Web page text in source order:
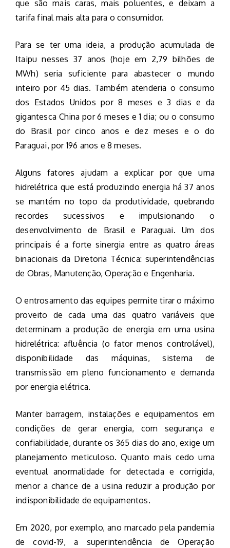
que são mais caras, mais poluentes, e deixam a
tarifa final mais alta para o consumidor.
Para se ter uma ideia, a produção acumulada de
Itaipu nesses 37 anos (hoje em 2,79 bilhões de
MWh) seria suficiente para abastecer o mundo
inteiro por 45 dias. Também atenderia o consumo
dos Estados Unidos por 8 meses e 3 dias e da
gigantesca China por 6 meses e 1 dia; ou o consumo
do Brasil por cinco anos e dez meses e o do
Paraguai, por 196 anos e 8 meses.
Alguns fatores ajudam a explicar por que uma
hidrelétrica que está produzindo energia há 37 anos
se mantém no topo da produtividade, quebrando
recordes sucessivos e impulsionando o
desenvolvimento de Brasil e Paraguai. Um dos
principais é a forte sinergia entre as quatro áreas
binacionais da Diretoria Técnica: superintendências
de Obras, Manutenção, Operação e Engenharia.
O entrosamento das equipes permite tirar o máximo
proveito de cada uma das quatro variáveis que
determinam a produção de energia em uma usina
hidrelétrica: afluência (o fator menos controlável),
disponibilidade das máquinas, sistema de
transmissão em pleno funcionamento e demanda
por energia elétrica.
Manter barragem, instalações e equipamentos em
condições de gerar energia, com segurança e
confiabilidade, durante os 365 dias do ano, exige um
planejamento meticuloso. Quanto mais cedo uma
eventual anormalidade for detectada e corrigida,
menor a chance de a usina reduzir a produção por
indisponibilidade de equipamentos.
Em 2020, por exemplo, ano marcado pela pandemia
de covid-19, a superintendência de Operação